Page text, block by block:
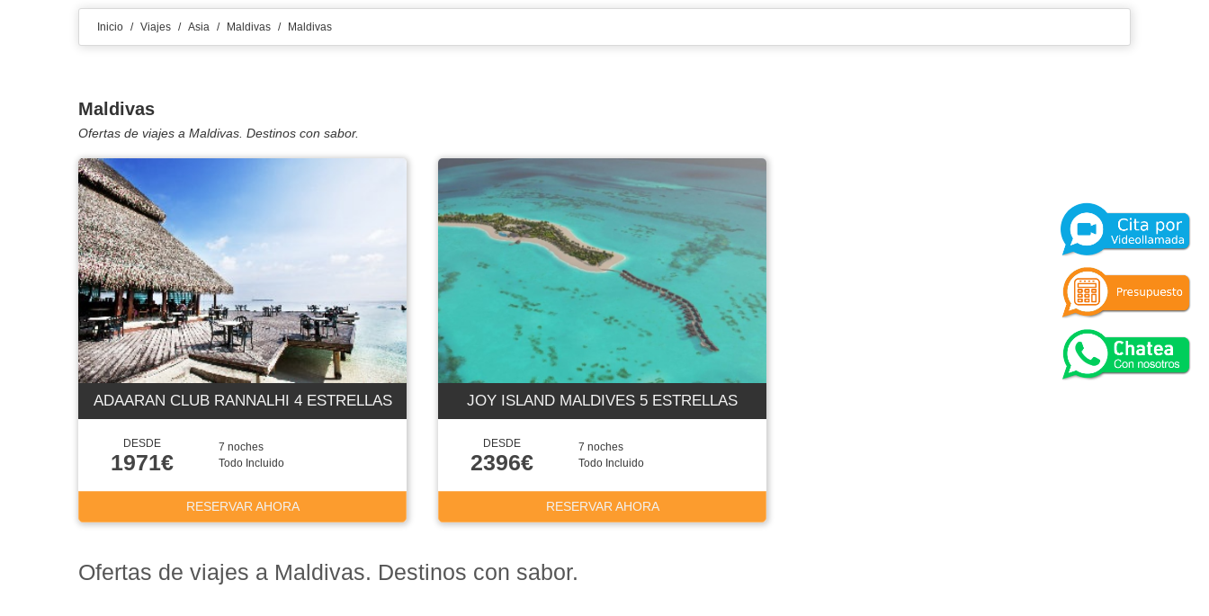
Inicio / Viajes / Asia / Maldivas / Maldivas
Maldivas
Ofertas de viajes a Maldivas. Destinos con sabor.
ADAARAN CLUB RANNALHI 4 ESTRELLAS
DESDE
1971€
7 noches
Todo Incluido
RESERVAR AHORA
JOY ISLAND MALDIVES 5 ESTRELLAS
DESDE
2396€
7 noches
Todo Incluido
RESERVAR AHORA
Ofertas de viajes a Maldivas. Destinos con sabor.